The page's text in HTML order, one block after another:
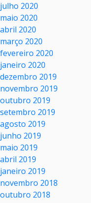
julho 2020
maio 2020
abril 2020
março 2020
fevereiro 2020
janeiro 2020
dezembro 2019
novembro 2019
outubro 2019
setembro 2019
agosto 2019
junho 2019
maio 2019
abril 2019
janeiro 2019
novembro 2018
outubro 2018